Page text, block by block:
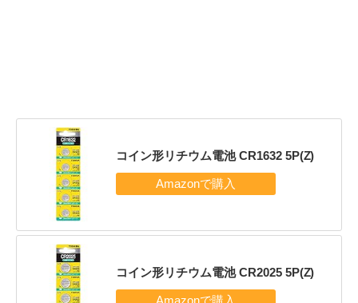
コイン形リチウム電池 CR1632 5P(Z)
コイン形リチウム電池 CR2025 5P(Z)